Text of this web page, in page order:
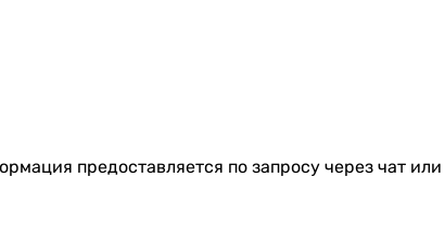
предоставляется по запросу через чат или